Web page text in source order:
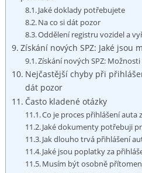
Jaké doklady potřebujete
Na co si dát pozor
Oddělení registru vozidel a
Získání nových SPZ: Jaké jsou
Získání nových SPZ:
Nejčastější chyby při
dát pozor
Často kladené otázky
Co je proces přihlášení auta
Jaké dokumenty potřebuji
Jak dlouho trvá přihlášení
Jaké jsou poplatky za
Musím být osobně